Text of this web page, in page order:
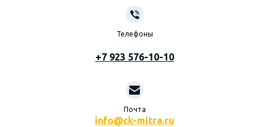
Телефоны
+7 923 576-10-10
Почта
info@ck-mitra.ru